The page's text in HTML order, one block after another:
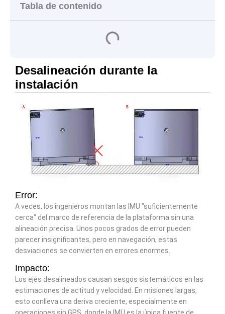
Tabla de contenido
Desalineación durante la
instalación
Error:
A veces, los ingenieros montan las IMU "suficientemente
cerca" del marco de referencia de la plataforma sin una
alineación precisa. Unos pocos grados de error pueden
parecer insignificantes, pero en navegación, estas
desviaciones se convierten en errores enormes.
Impacto:
Los ejes desalineados causan sesgos sistemáticos en las
estimaciones de actitud y velocidad. En misiones largas,
esto conlleva una deriva creciente, especialmente en